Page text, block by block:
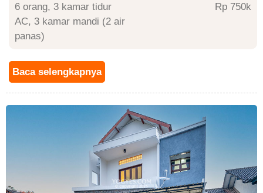
6 orang, 3 kamar tidur
AC, 3 kamar mandi (2 air
panas)
Rp 750
Baca selengkapnya